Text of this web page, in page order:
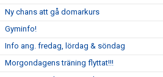
Ny chans att gå domarkurs
Gyminfo!
Info ang. fredag, lördag & söndag
Morgondagens träning flyttat!!!